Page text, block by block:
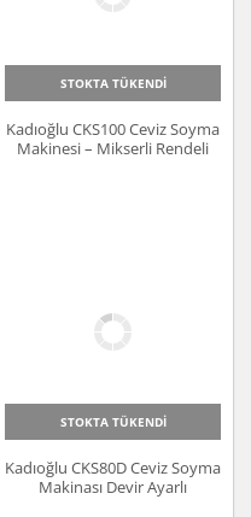
STOKTA TÜKENDİ
Kadıoğlu CKS100 Ceviz Soyma
Makinesi – Mikserli Rendeli
STOKTA TÜKENDİ
Kadıoğlu CKS80D Ceviz Soyma
Makinası Devir Ayarlı